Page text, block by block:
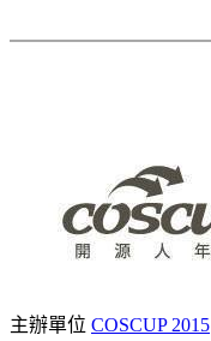
主辦單位 COSCUP 2015